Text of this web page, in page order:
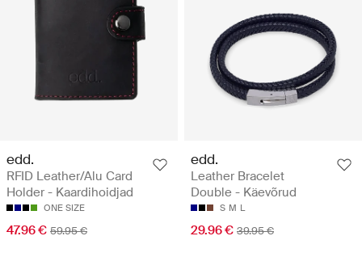
edd.
RFID Leather/Alu Card
Holder - Kaardihoidjad
ONE SIZE
47.96 € 59.95 €
edd.
Leather Bracelet
Double - Käevõrud
S M L
29.96 € 39.95 €